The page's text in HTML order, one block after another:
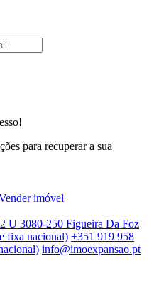
para recuperar a sua
imóvel
U 3080-250 Figueira Da Foz
fixa nacional) +351 919 958
info@imoexpansao.pt